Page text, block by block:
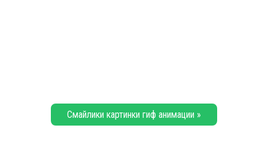
Смайлики картинки гиф анимации »